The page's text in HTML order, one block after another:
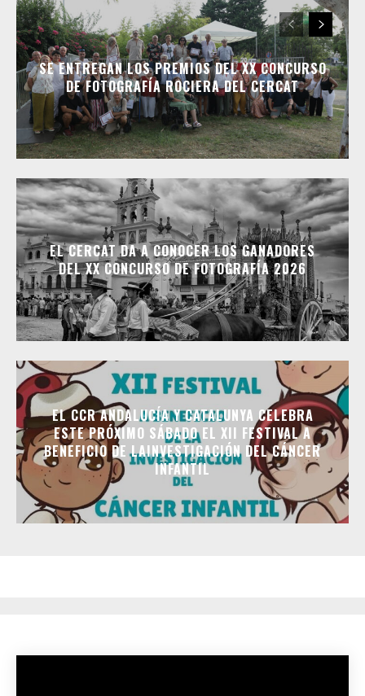
SE ENTREGAN LOS PREMIOS DEL XX CONCURSO
DE FOTOGRAFÍA ROCIERA DEL CERCAT
EL CERCAT DA A CONOCER LOS GANADORES
DEL XX CONCURSO DE FOTOGRAFÍA 2026
EL CCR ANDALUCÍA Y CATALUNYA CELEBRA
ESTE PRÓXIMO SÁBADO EL XII FESTIVAL A
BENEFICIO DE LAINVESTIGACIÓN DEL CÁNCER
INFANTIL